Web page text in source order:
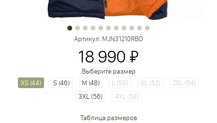
Артикул: MJN31210RBO
18 990 ₽
Выберите размер
XS (44)
S (46) M (48) L (50) XL (52)
2XL (54)
3XL (56)
4XL (58)
Таблица размеров